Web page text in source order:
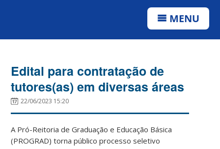
MENU
Edital para contratação de
tutores(as) em diversas áreas
22/06/2023 15:20
A Pró-Reitoria de Graduação e Educação Básica
(PROGRAD) torna público processo seletivo